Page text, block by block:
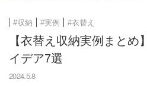
#収納 #実例 #衣替え
【衣替え収納実例まとめ
イデア7選
2024.5.8